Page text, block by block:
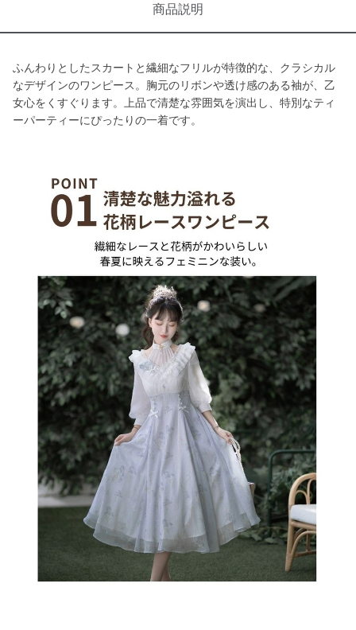
商品説明
ふんわりとしたスカートと繊細なフリルが特徴的な、クラシカル
なデザインのワンピース。胸元のリボンや透け感のある袖が、乙
女心をくすぐります。上品で清楚な雰囲気を演出し、特別なティ
ーパーティーにぴったりの一着です。